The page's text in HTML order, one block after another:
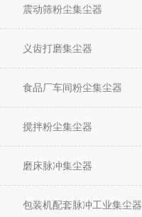
震动筛粉尘集尘器
义齿打磨集尘器
食品厂车间粉尘集尘器
搅拌粉尘集尘器
磨床脉冲集尘器
包装机配套脉冲工业集尘器